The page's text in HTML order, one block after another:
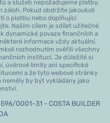
a služeb nepožadujeme platby,
Pokud obdržíte jakoukoli
o platbu nebo doplňující
Naším cílem je sdílet užitečné
dynamické povaze finančních a
informace vždy aktuální.
rozhodnutím ověřili všechny
institucí. Je důležité si
úvěrové limity ani specifické
a že tyto webové stránky
by být vykládány jako
0001-31 - COSTA BUILDER